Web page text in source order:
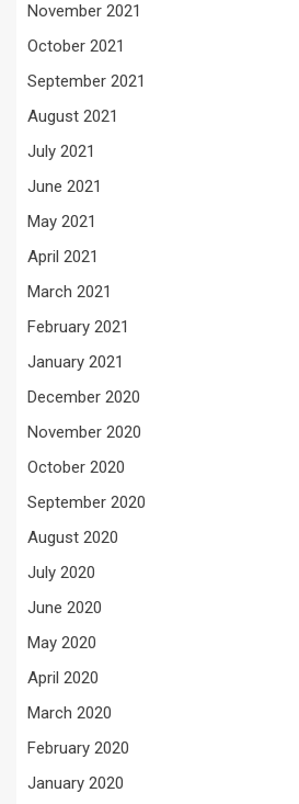
November 2021
October 2021
September 2021
August 2021
July 2021
June 2021
May 2021
April 2021
March 2021
February 2021
January 2021
December 2020
November 2020
October 2020
September 2020
August 2020
July 2020
June 2020
May 2020
April 2020
March 2020
February 2020
January 2020